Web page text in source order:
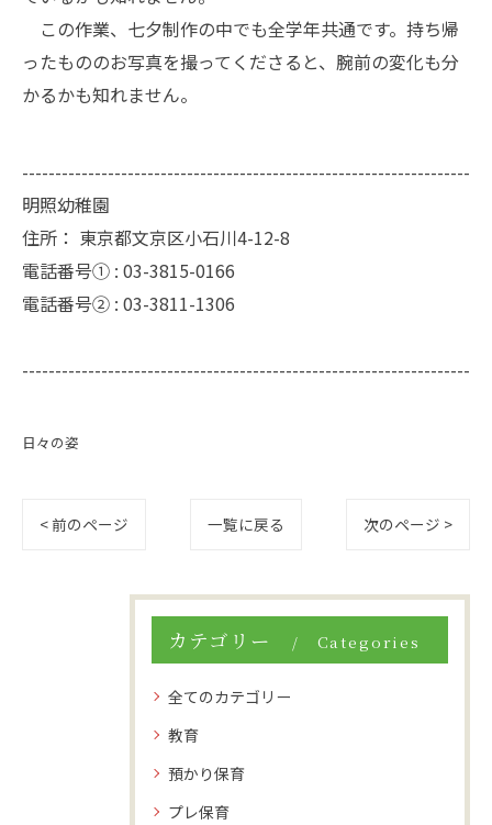
この作業、七夕制作の中でも全学年共通です。持ち帰
ったもののお写真を撮ってくださると、腕前の変化も分
かるかも知れません。
--------------------------------------------------------------------
明照幼稚園
住所： 東京都文京区小石川4-12-8
電話番号① : 03-3815-0166
電話番号② : 03-3811-1306
--------------------------------------------------------------------
日々の姿
< 前のページ 一覧に戻る 次のページ >
カテゴリー Categories
全てのカテゴリー
教育
預かり保育
プレ保育